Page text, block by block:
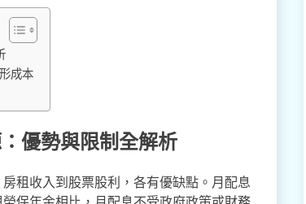
成本
優勢與限制全解析
租收入到股票股利，各有優缺點。月配息